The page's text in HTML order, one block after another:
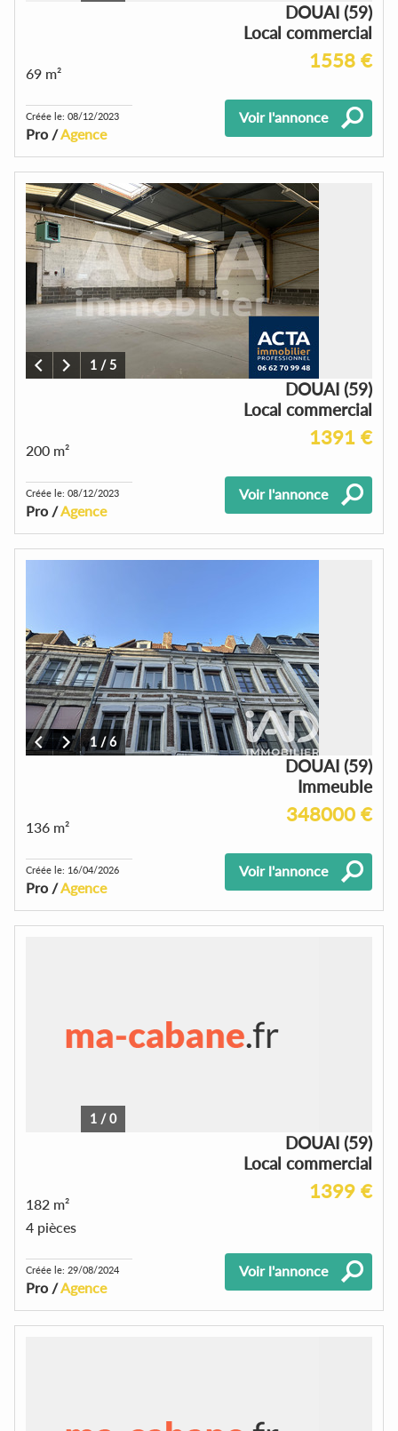
DOUAI (59)
Local commercial
1558 €
69 m²
Créée le: 08/12/2023
Pro /Agence
Voir l'annonce
1 /5
DOUAI (59)
Local commercial
1391 €
200 m²
Créée le: 08/12/2023
Pro /Agence
Voir l'annonce
1/6
DOUAI (59)
Immeuble
348000 €
136 m²
Créée le: 16/04/2026
Pro /Agence
Voir l'annonce
1 /0
DOUAI (59)
Local commercial
1399 €
182 m²
4 pièces
Créée le: 29/08/2024
Pro /Agence
Voir l'annonce